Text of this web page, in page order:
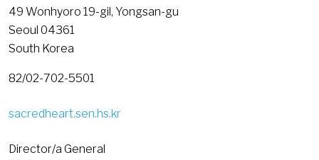
49 Wonhyoro 19-gil, Yongsan-gu
Seoul 04361
South Korea
82/02-702-5501
sacredheart.sen.hs.kr
Director/a General